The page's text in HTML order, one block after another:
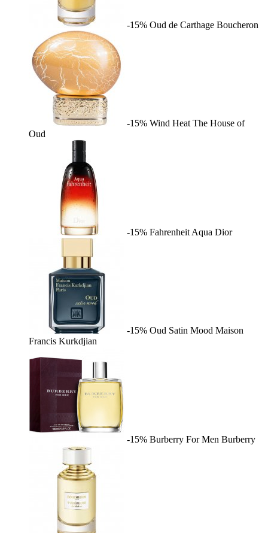
-15% Oud de Carthage Boucheron
-15% Wind Heat The House of
Oud
-15% Fahrenheit Aqua Dior
-15% Oud Satin Mood Maison
Francis Kurkdjian
-15% Burberry For Men Burberry